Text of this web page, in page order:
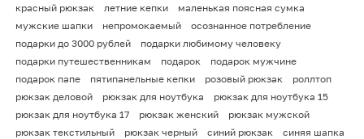
красный рюкзак
летние кепки
маленькая поясная сумка
мужские шапки
непромокаемый
осознанное потребление
подарки до 3000 рублей
подарки любимому человеку
подарки путешественникам
подарок
подарок мужчине
подарок папе
пятипанельные кепки розовый рюкзак
роллтоп
рюкзак деловой
рюкзак для ноутбука
рюкзак для ноутбука 15
рюкзак для ноутбука 17
рюкзак женский
рюкзак мужской
рюкзак текстильный
рюкзак черный синий рюкзак
синяя шапка